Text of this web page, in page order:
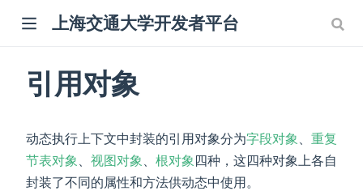
上海交通大学开发者平台
引用对象
动态执行上下文中封装的引用对象分为字段对象
重复
节表对象
视图对象 根对象 四种，这四种对象上各自
封装了不同的属性和方法供动态中使用。